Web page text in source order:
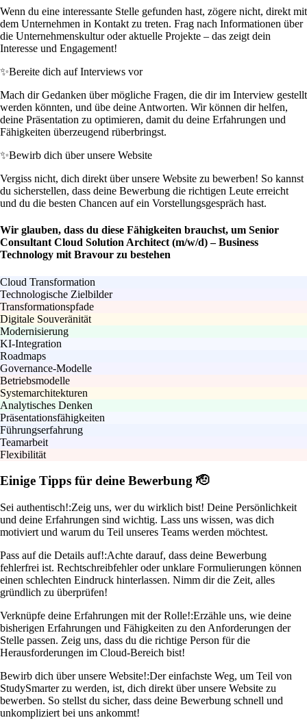
Wenn du eine interessante Stelle gefunden hast, zögere nicht, direkt mit
dem Unternehmen in Kontakt zu treten. Frag nach Informationen über
die Unternehmenskultur oder aktuelle Projekte – das zeigt dein
Interesse und Engagement!
✨Bereite dich auf Interviews vor
Mach dir Gedanken über mögliche Fragen, die dir im Interview gestellt
werden könnten, und übe deine Antworten. Wir können dir helfen,
deine Präsentation zu optimieren, damit du deine Erfahrungen und
Fähigkeiten überzeugend rüberbringst.
✨Bewirb dich über unsere Website
Vergiss nicht, dich direkt über unsere Website zu bewerben! So kannst
du sicherstellen, dass deine Bewerbung die richtigen Leute erreicht
und du die besten Chancen auf ein Vorstellungsgespräch hast.
Wir glauben, dass du diese Fähigkeiten brauchst, um Senior
Consultant Cloud Solution Architect (m/w/d) – Business
Technology mit Bravour zu bestehen
Cloud Transformation
Technologische Zielbilder
Transformationspfade
Digitale Souveränität
Modernisierung
KI-Integration
Roadmaps
Governance-Modelle
Betriebsmodelle
Systemarchitekturen
Analytisches Denken
Präsentationsfähigkeiten
Führungserfahrung
Teamarbeit
Flexibilität
Einige Tipps für deine Bewerbung 🫡
Sei authentisch!:Zeig uns, wer du wirklich bist! Deine Persönlichkeit
und deine Erfahrungen sind wichtig. Lass uns wissen, was dich
motiviert und warum du Teil unseres Teams werden möchtest.
Pass auf die Details auf!:Achte darauf, dass deine Bewerbung
fehlerfrei ist. Rechtschreibfehler oder unklare Formulierungen können
einen schlechten Eindruck hinterlassen. Nimm dir die Zeit, alles
gründlich zu überprüfen!
Verknüpfe deine Erfahrungen mit der Rolle!:Erzähle uns, wie deine
bisherigen Erfahrungen und Fähigkeiten zu den Anforderungen der
Stelle passen. Zeig uns, dass du die richtige Person für die
Herausforderungen im Cloud-Bereich bist!
Bewirb dich über unsere Website!:Der einfachste Weg, um Teil von
StudySmarter zu werden, ist, dich direkt über unsere Website zu
bewerben. So stellst du sicher, dass deine Bewerbung schnell und
unkompliziert bei uns ankommt!